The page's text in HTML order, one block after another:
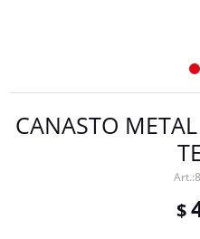
CANASTO
$